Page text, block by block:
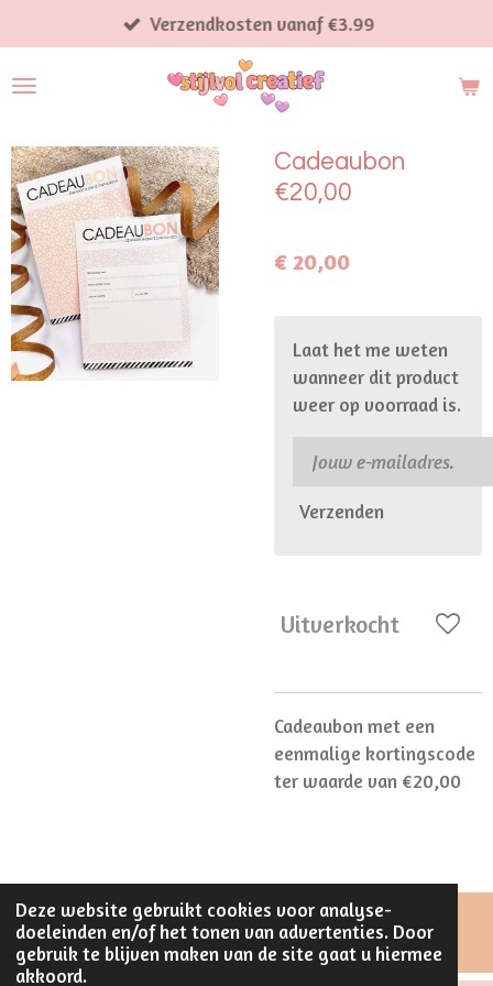
Deze website gebruikt cookies voor analyse-
doeleinden en/of het tonen van advertenties. Door
gebruik te blijven maken van de site gaat u hiermee
akkoord.
direct
naar
Verzendkosten vanaf €3.99
Cadeaubon
€20,00
€ 20,00
Laat het me weten
wanneer dit product
weer op voorraad is.
Verzenden
Uitverkocht
Cadeaubon met een
eenmalige kortingscode
ter waarde van €20,00
© 2023 - 2026 Stijlvol Creatief